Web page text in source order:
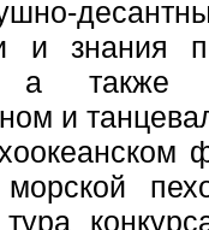
и знания
а также
и
морской
тура